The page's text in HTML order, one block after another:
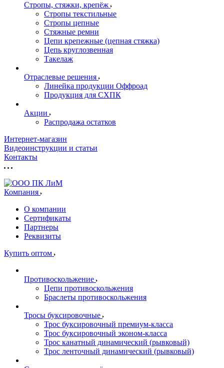
Стропы, стяжки, крепёж
Стропы текстильные
Стропы цепные
Стяжные ремни
Цепи крепежные (цепная стяжка)
Цепь круглозвенная
Такелаж
Отраслевые решения
Линейка продукции Оффроад
Продукция для СХПК
Акции
Распродажа остатков
Интернет-магазин
Видеоинструкции и статьи
Контакты
Компания
О компании
Сертификаты
Партнеры
Реквизиты
Купить оптом
Противоскольжение
Цепи противоскольжения
Браслеты противоскольжения
Тросы буксировочные
Трос буксировочный премиум-класса
Трос буксировочный эконом-класса
Трос канатный динамический (рывковый)
Трос ленточный динамический (рывковый)